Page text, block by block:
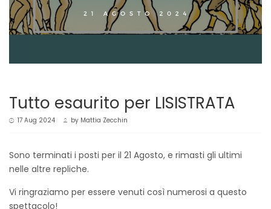
Tutto esaurito per LISISTRATA
17 Aug 2024 by Mattia Zecchin
Sono terminati i posti per il 21 Agosto, e rimasti gli ultimi
nelle altre repliche.
Vi ringraziamo per essere venuti così numerosi a questo
spettacolo!